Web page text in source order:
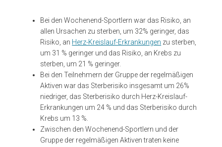
Bei den Wochenend-Sportlern war das Risiko, an
allen Ursachen zu sterben, um 32% geringer, das
Risiko, an Herz-Kreislauf-Erkrankungen zu sterben,
um 31 % geringer und das Risiko, an Krebs zu
sterben, um 21 % geringer.
Bei den Teilnehmern der Gruppe der regelmäßigen
Aktiven war das Sterberisiko insgesamt um 26%
niedriger, das Sterberisiko durch Herz-Kreislauf-
Erkrankungen um 24 % und das Sterberisiko durch
Krebs um 13 %.
Zwischen den Wochenend-Sportlern und der
Gruppe der regelmäßigen Aktiven traten keine